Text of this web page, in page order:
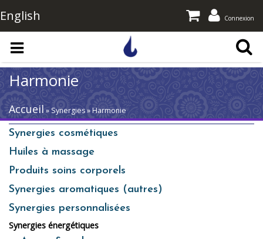
Aller au contenu principal
English Connexion
Harmonie
Accueil » Synergies » Harmonie
Synergies cosmétiques
Huiles à massage
Produits soins corporels
Synergies aromatiques (autres)
Synergies personnalisées
Synergies énergétiques